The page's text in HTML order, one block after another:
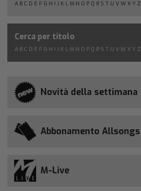
A B C D E F G H I J K L M N O P Q R S T U V W X Y Z
Cerca per titolo
A B C D E F G H I J K L M N O P Q R S T U V W X Y Z
Novità della settimana
Abbonamento Allsongs
M-Live